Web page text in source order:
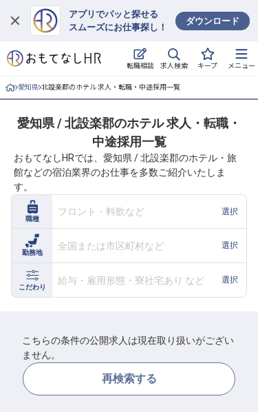
アプリでパッと探せる
スムーズにお仕事探し！
ダウンロード
転職相談 求人検索 キープ メニュー
ログイン
求人・施設を探す
就職・転職 合同説明会
おもてなしHRについて
ご利用の流れ
よくある質問
ホテル・宿泊業界情報コラム
愛知県 北設楽郡のホテル 求人・転職・中途採用一覧
愛知県 / 北設楽郡のホテル 求人・転職・
中途採用一覧
おもてなしHRでは、愛知県 / 北設楽郡のホテル・旅
館などの宿泊業界のお仕事を多数ご紹介いたしま
す。
職種
フロント・料飲など 選択
勤務地
全国または市区町村など 選択
こだわり
給与・雇用形態・寮社宅あり など 選択
こちらの条件の公開求人は現在取り扱いがござい
ません。
再検索する